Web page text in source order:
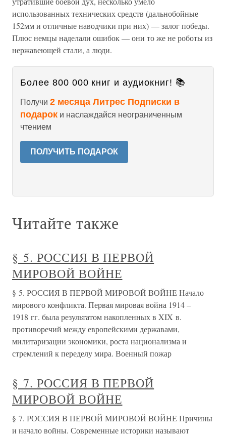
использованных технических средств (дальнобойные
152мм и отличные наводчики при них) — залог победы.
Плюс немцы наделали ошибок — они то же не роботы из
нержавеющей стали, а люди.
Более 800 000 книг и аудиокниг! 📚
Получи 2 месяца Литрес Подписки в
подарок и наслаждайся неограниченным
чтением
ПОЛУЧИТЬ ПОДАРОК
Читайте также
§ 5. РОССИЯ В ПЕРВОЙ
МИРОВОЙ ВОЙНЕ
§ 5. РОССИЯ В ПЕРВОЙ МИРОВОЙ ВОЙНЕ Начало
мирового конфликта. Первая мировая война 1914 –
1918 гг. была результатом накопленных в XIX в.
противоречий между европейскими державами,
милитаризации экономики, роста национализма и
стремлений к переделу мира. Военный пожар
§ 7. РОССИЯ В ПЕРВОЙ
МИРОВОЙ ВОЙНЕ
§ 7. РОССИЯ В ПЕРВОЙ МИРОВОЙ ВОЙНЕ Причины
и начало войны. Современные историки называют